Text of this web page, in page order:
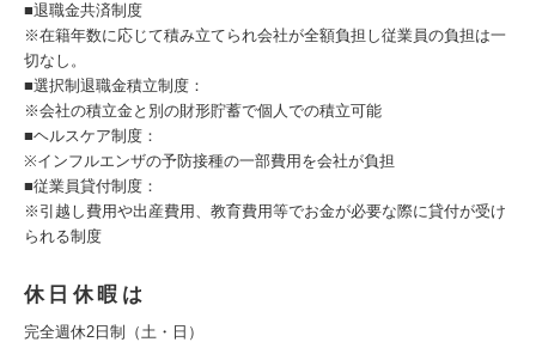
■退職金共済制度
※在籍年数に応じて積み立てられ会社が全額負担し従業員の負担は一
切なし。
■選択制退職金積立制度：
※会社の積立金と別の財形貯蓄で個人での積立可能
■ヘルスケア制度：
※インフルエンザの予防接種の一部費用を会社が負担
■従業員貸付制度：
※引越し費用や出産費用、教育費用等でお金が必要な際に貸付が受け
られる制度
休日休暇は
完全週休2日制（土・日）